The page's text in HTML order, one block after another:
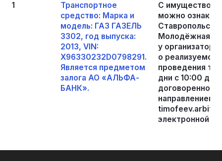
1
Транспортное
средство: Марка и
модель: ГАЗ ГАЗЕЛЬ
3302, год выпуска:
2013, VIN:
X96330232D0798291.
Является предметом
залога АО «АЛЬФА-
БАНК».
С имуществом,
можно
Молодёжная, д.
у
о реализуемом
проведения
дни с 10:00 до
направлением
электронной